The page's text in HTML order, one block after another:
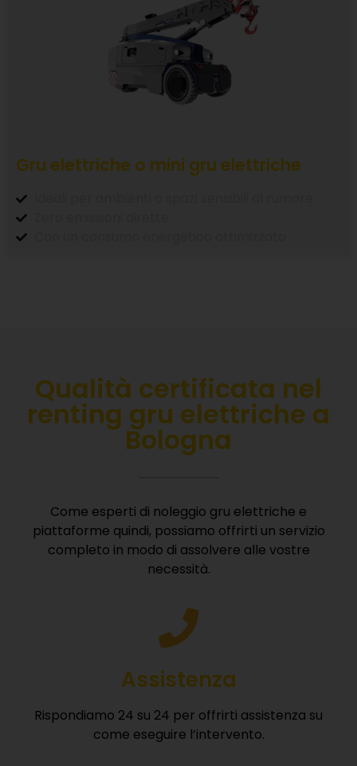
Gru elettriche o mini gru elettriche
Qualità certificata nel
renting gru elettriche a
Bologna
Come esperti di noleggio gru elettriche e
piattaforme quindi, possiamo offrirti un servizio
completo in modo di assolvere alle vostre
necessità.
Assistenza
Rispondiamo 24 su 24 per offrirti assistenza su
come eseguire l’intervento.